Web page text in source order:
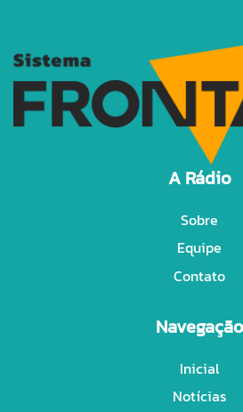
Navegação
Inicial
Notícias
A Rádio
Sobre
Equipe
Contato